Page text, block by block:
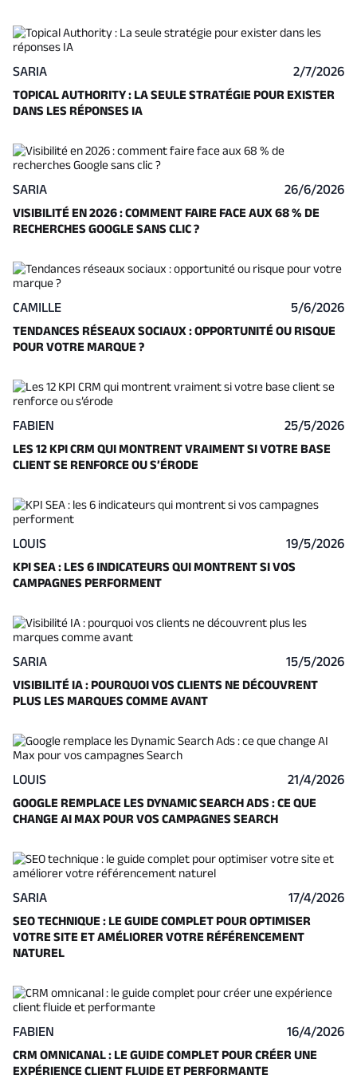
SARIA 2/7/2026
TOPICAL AUTHORITY : LA SEULE STRATÉGIE POUR EXISTER
DANS LES RÉPONSES IA
SARIA 26/6/2026
VISIBILITÉ EN 2026 : COMMENT FAIRE FACE AUX 68 % DE
RECHERCHES GOOGLE SANS CLIC ?
CAMILLE 5/6/2026
TENDANCES RÉSEAUX SOCIAUX : OPPORTUNITÉ OU RISQUE
POUR VOTRE MARQUE ?
FABIEN 25/5/2026
LES 12 KPI CRM QUI MONTRENT VRAIMENT SI VOTRE BASE
CLIENT SE RENFORCE OU S’ÉRODE
LOUIS 19/5/2026
KPI SEA : LES 6 INDICATEURS QUI MONTRENT SI VOS
CAMPAGNES PERFORMENT
SARIA 15/5/2026
VISIBILITÉ IA : POURQUOI VOS CLIENTS NE DÉCOUVRENT
PLUS LES MARQUES COMME AVANT
LOUIS 21/4/2026
GOOGLE REMPLACE LES DYNAMIC SEARCH ADS : CE QUE
CHANGE AI MAX POUR VOS CAMPAGNES SEARCH
SARIA 17/4/2026
SEO TECHNIQUE : LE GUIDE COMPLET POUR OPTIMISER
VOTRE SITE ET AMÉLIORER VOTRE RÉFÉRENCEMENT
NATUREL
FABIEN 16/4/2026
CRM OMNICANAL : LE GUIDE COMPLET POUR CRÉER UNE
EXPÉRIENCE CLIENT FLUIDE ET PERFORMANTE